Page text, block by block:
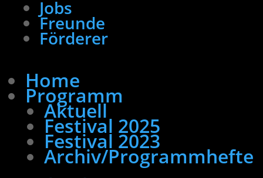
Jobs
Freunde
Förderer
Home
Programm
Aktuell
Festival 2025
Festival 2023
Archiv/Programmhefte